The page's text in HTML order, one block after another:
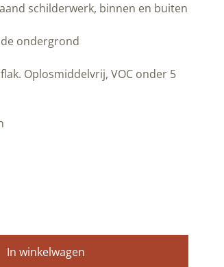
schilderwerk, binnen en buiten
ondergrond
Oplosmiddelvrij, VOC onder 5
In winkelwagen